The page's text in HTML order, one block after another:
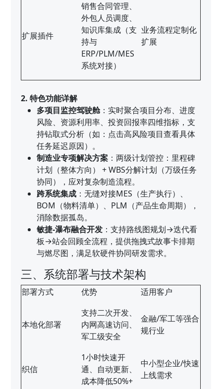
扩展插件
销售合同管理、
外包人员调度、
知识库集成（支
持与
ERP/PLM/MES
系统对接）
业务流程定制化
扩展
2. 特色功能详解
多项目监控驾驶舱：实时聚合项目分布、进度
风险、资源利用率、投资回报率四维指标，支
持钻取式分析（如：点击高风险项目查看具体
任务延迟原因）。
制造业专项解决方案 ：两级计划管控：里程碑
计划（整体方向） + WBS分解计划（万级任务
协同），应对复杂制造流程。
跨系统集成 ：无缝对接MES（生产执行）、
BOM（物料清单）、PLM（产品生命周期），
消除数据孤岛。
敏捷-瀑布融合开发 ：支持路线图规划→迭代看
板→站会回顾全流程，提供拖拽式故事卡排期
与燃尽图，满足软硬件协同研发需求。
三、系统部署与技术架构
部署方式 优势 适用客户
本地化部署
支持二次开发、
内网高速访问、
军工级安全
金融/军工等强合
规行业
织信
1小时快速开
通、自动更新、
成本降低50%+
中小型企业/快速
上线需求